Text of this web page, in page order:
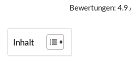
Bewertungen: 4.9
Inhalt